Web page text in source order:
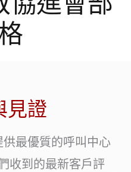
見證
最優質的呼叫中心
收到的最新客戶評